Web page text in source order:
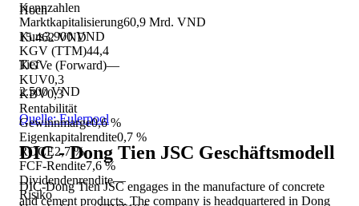
Kennzahlen
Marktkapitalisierung60,9 Mrd. VND
Kurs3.900 VND
KGV (TTM)44,4
KGVe (Forward)—
KUV0,3
KBV0,3
Rentabilität
Gewinnmarge0,6 %
Eigenkapitalrendite0,7 %
ROCE2,7 %
FCF-Rendite7,6 %
Dividendenrendite—
Risiko
Hoch
15.462 VND
Tief
2.500 VND
Quelle: Eulerpool
DIC - Dong Tien JSC Geschäftsmodell
DIC-Dong Tien JSC engages in the manufacture of concrete
and cement products. The company is headquartered in Dong